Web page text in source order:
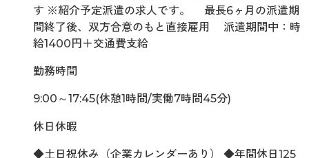
す ※紹介予定派遣の求人です。 最長6ヶ月の派遣期
間終了後、双方合意のもと直接雇用 派遣期間中：時
給1400円＋交通費支給
勤務時間
9:00～17:45(休憩1時間/実働7時間45分)
休日休暇
◆土日祝休み（企業カレンダーあり） ◆年間休日125